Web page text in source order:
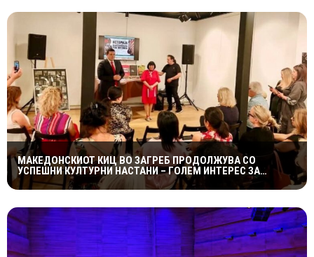
МАКЕДОНСКИОТ КИЦ ВО ЗАГРЕБ ПРОДОЛЖУВА СО
УСПЕШНИ КУЛТУРНИ НАСТАНИ – ГОЛЕМ ИНТЕРЕС ЗА
„ИСТОРИЈА НА МАКЕДОНСКАТА РОК МУЗИКА“